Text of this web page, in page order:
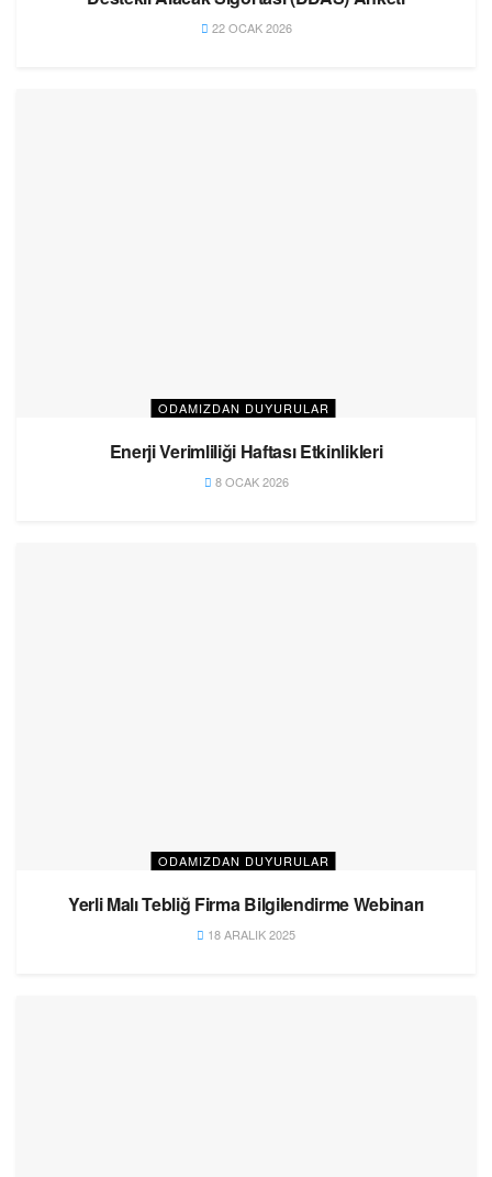
22 OCAK 2026
ODAMIZDAN DUYURULAR
Enerji Verimliliği Haftası Etkinlikleri
8 OCAK 2026
ODAMIZDAN DUYURULAR
Yerli Malı Tebliğ Firma Bilgilendirme Webinarı
18 ARALIK 2025